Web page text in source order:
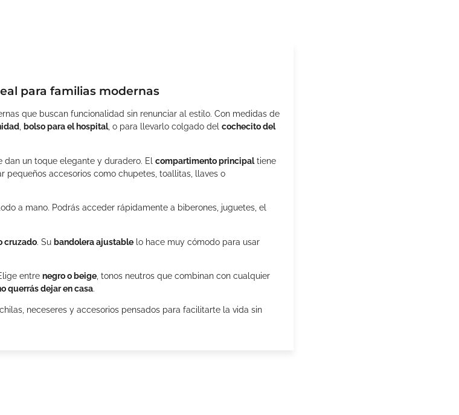
para familias modernas
que buscan funcionalidad sin renunciar al estilo. Con medidas de
, bolso para el hospital, o para llevarlo colgado del cochecito del
dan un toque elegante y duradero. El compartimento principaltiene
pequeños accesorios como chupetes, toallitas, llaves o
a mano. Podrás acceder rápidamente a biberones, juguetes, el
cruzado. Su bandolera ajustable lo hace muy cómodo para usar
entre negro o beige , tonos neutros que combinan con cualquier
querrás dejar en casa.
neceseres y accesorios pensados para facilitarte la vida sin